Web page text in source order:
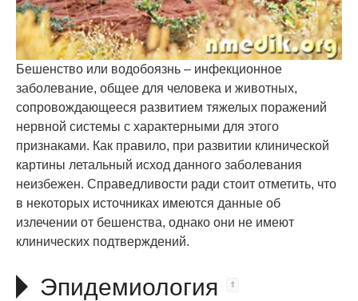
Бешенство или водобоязнь – инфекционное
заболевание, общее для человека и животных,
сопровождающееся развитием тяжелых поражений
нервной системы с характерными для этого
признаками. Как правило, при развитии клинической
картины летальный исход данного заболевания
неизбежен. Справедливости ради стоит отметить, что
в некоторых источниках имеются данные об
излечении от бешенства, однако они не имеют
клинических подтверждений.
Эпидемиология